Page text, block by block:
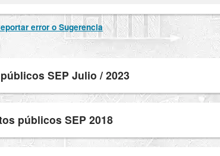
error o Sugerencia
SEP Julio / 2023
públicos SEP 2018